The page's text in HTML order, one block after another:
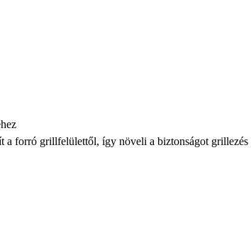
a forró grillfelülettől, így növeli a biztonságot grillezés